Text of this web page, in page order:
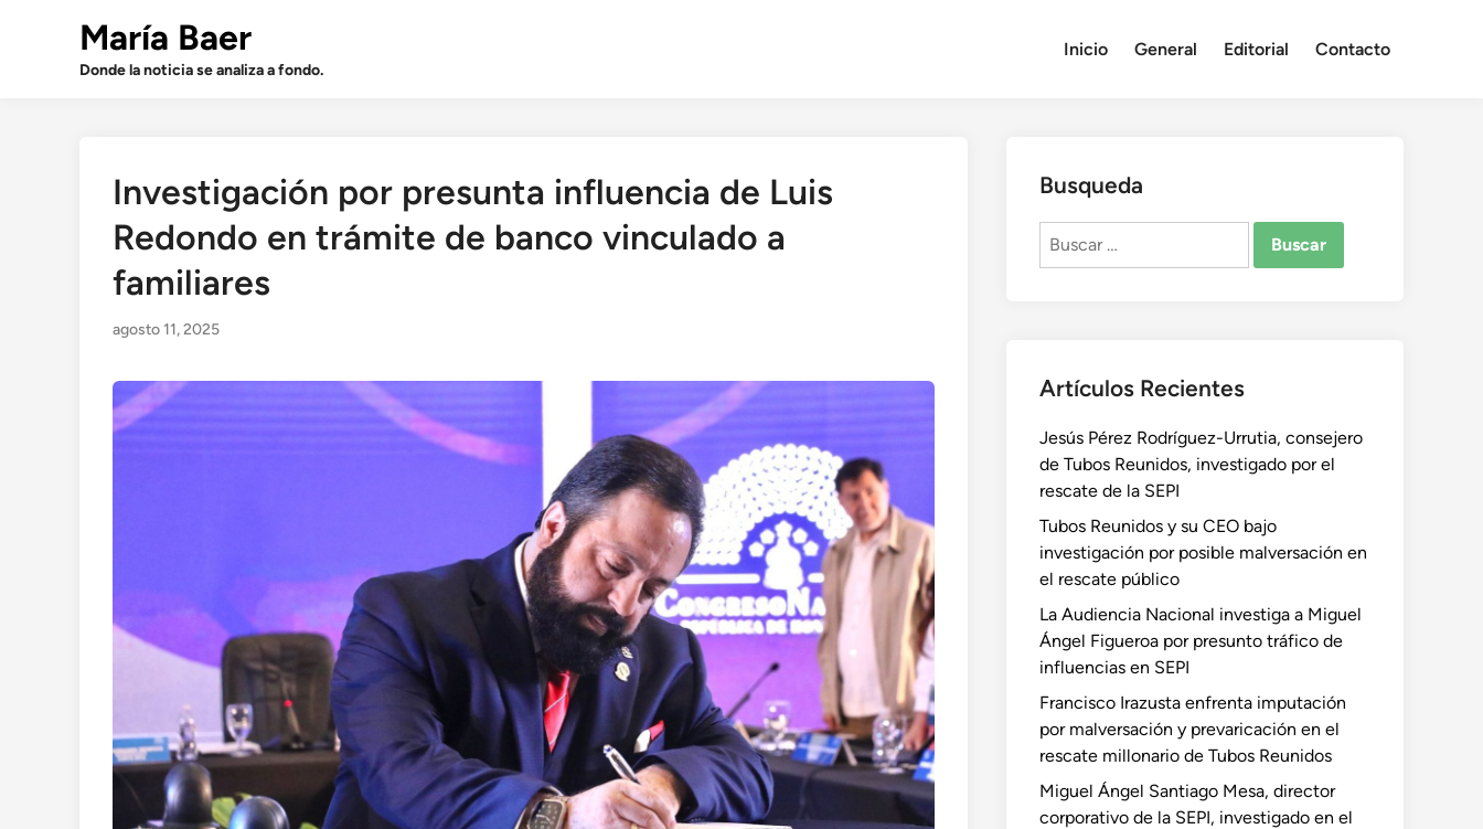
María Baer
Donde la noticia se analiza a fondo.
Inicio General Editorial Contacto
Investigación por presunta influencia de Luis
Redondo en trámite de banco vinculado a
familiares
agosto 11, 2025
Busqueda
Buscar:
Artículos Recientes
Jesús Pérez Rodríguez-Urrutia, consejero
de Tubos Reunidos, investigado por el
rescate de la SEPI
Tubos Reunidos y su CEO bajo
investigación por posible malversación en
el rescate público
La Audiencia Nacional investiga a Miguel
Ángel Figueroa por presunto tráfico de
influencias en SEPI
Francisco Irazusta enfrenta imputación
por malversación y prevaricación en el
rescate millonario de Tubos Reunidos
Miguel Ángel Santiago Mesa, director
corporativo de la SEPI, investigado en el